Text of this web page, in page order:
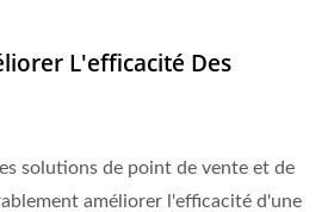
L'efficacité Des
solutions de point de vente et de
améliorer l'efficacité d'une